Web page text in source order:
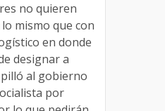
no quieren
mismo que con
en donde
designar a
al gobierno
por